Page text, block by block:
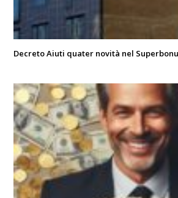
Decreto Aiuti quater novità nel